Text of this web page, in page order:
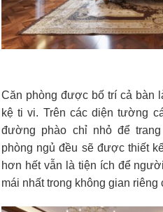
Căn phòng được bố trí cả bàn
kệ ti vi. Trên các diện tường
đường phào chỉ nhỏ để
phòng ngủ đều sẽ được thiết
hơn hết vẫn là tiện ích để
mái nhất trong không gian riêng